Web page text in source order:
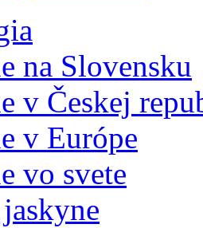
na Slovensku
v Českej
v Európe
vo svete